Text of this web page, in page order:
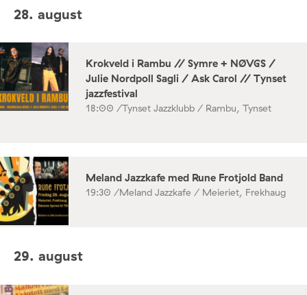
28. august
Krokveld i Rambu // Symre + NØVGS /
Julie Nordpoll Sagli / Ask Carol // Tynset
jazzfestival
18:00 /Tynset Jazzklubb / Rambu, Tynset
Meland Jazzkafe med Rune Frotjold Band
19:30 /Meland Jazzkafe / Meieriet, Frekhaug
29. august